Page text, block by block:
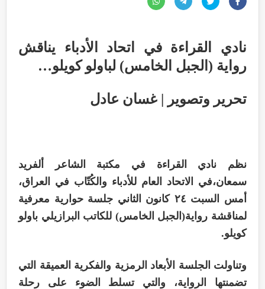
نادي القراءة في اتحاد الأدباء يناقش
رواية (الجبل الخامس) لباولو كويلو…
تحرير وتصوير | غسان عادل
نظم نادي القراءة في مكتبة الشاعر ألفريد
سمعان،في الاتحاد العام للأدباء والكُتّاب في العراق،
أمس السبت ٢٤ كانون الثاني جلسة حوارية معرفية
لمناقشة رواية(الجبل الخامس) للكاتب البرازيلي باولو
كويلو.
وتناولت الجلسة الأبعاد الرمزية والفكرية العميقة التي
تضمنتها الرواية، والتي تسلط الضوء على رحلة